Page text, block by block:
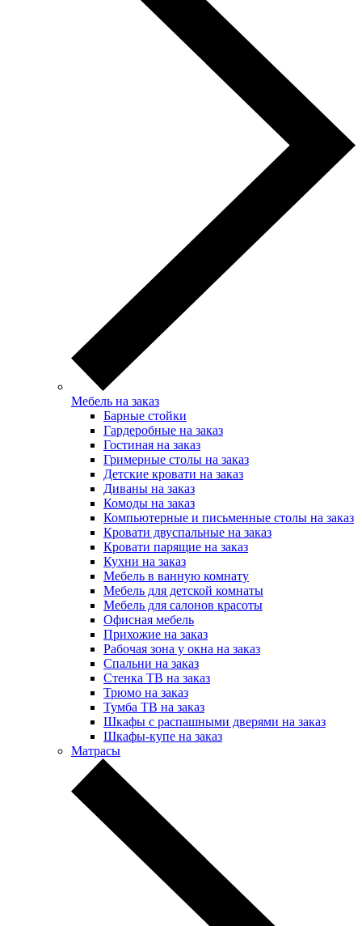
Мебель на заказ
Барные стойки
Гардеробные на заказ
Гостиная на заказ
Гримерные столы на заказ
Детские кровати на заказ
Диваны на заказ
Комоды на заказ
Компьютерные и письменные столы на заказ
Кровати двуспальные на заказ
Кровати парящие на заказ
Кухни на заказ
Мебель в ванную комнату
Мебель для детской комнаты
Мебель для салонов красоты
Офисная мебель
Прихожие на заказ
Рабочая зона у окна на заказ
Спальни на заказ
Стенка ТВ на заказ
Трюмо на заказ
Тумба ТВ на заказ
Шкафы с распашными дверями на заказ
Шкафы-купе на заказ
Матрасы